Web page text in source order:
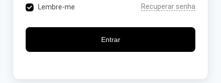
Lembre-me Recuperar senha
Entrar